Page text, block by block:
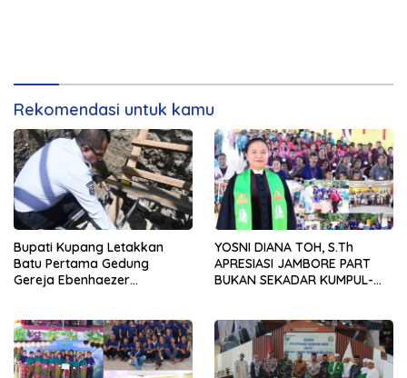
Rekomendasi untuk kamu
Bupati Kupang Letakkan
Batu Pertama Gedung
Gereja Ebenhaezer
Pemerintah
YOSNI DIANA TOH, S.Th
APRESIASI JAMBORE PART
BUKAN SEKADAR KUMPUL-